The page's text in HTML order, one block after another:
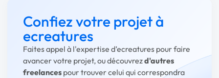
Confiez votre projet à
ecreatures
Faites appel à l'expertise d’ecreatures pour faire
avancer votre projet, ou découvrezd'autres
freelances pour trouver celui qui correspondra